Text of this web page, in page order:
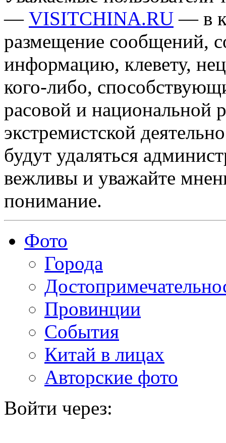
— VISITCHINA.RU — в
размещение сообщений,
информацию, клевету,
кого-либо,
расовой и национальной
экстремистской
будут удаляться
вежливы и уважайте
понимание.
Фото
Города
Провинции
События
Китай в лицах
Авторские фото
Войти через: